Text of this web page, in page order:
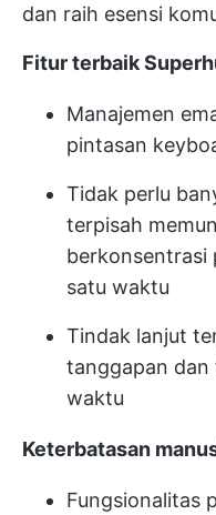
dan raih esensi
Fitur terbaik
Manajemen
pintasan
Tidak perlu
terpisah
berkonsentrasi
satu waktu
Tindak lanjut
tanggapan
waktu
Keterbatasan
Fungsionalitas